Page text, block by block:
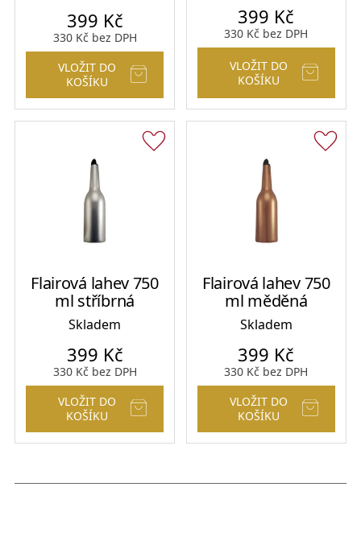
399 Kč
330 Kčbez DPH
VLOŽIT DO
KOŠÍKU
399 Kč
330 Kč bez DPH
VLOŽIT DO
KOŠÍKU
Flairová lahev 750
ml stříbrná
Skladem
399 Kč
330 Kčbez DPH
VLOŽIT DO
KOŠÍKU
Flairová lahev 750
ml měděná
Skladem
399 Kč
330 Kč bez DPH
VLOŽIT DO
KOŠÍKU